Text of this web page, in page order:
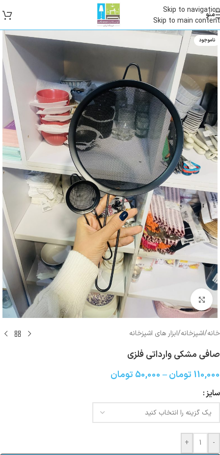
Skip to navigation
Skip to main content
منو
ناموجود
بزرگنمایی تصویر
خانه/اشپزخانه/ابزار های اشپزخانه
صافی مشکی وارداتی فلزی
110,000 تومان–
50,000 تومان
سایز
-
+